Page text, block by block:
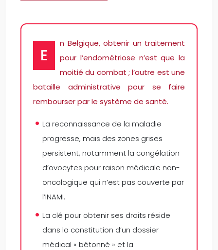
E
n Belgique, obtenir un traitement
pour l’endométriose n’est que la
moitié du combat ; l’autre est une
bataille administrative pour se faire
rembourser par le système de santé.
La reconnaissance de la maladie
progresse, mais des zones grises
persistent, notamment la congélation
d’ovocytes pour raison médicale non-
oncologique qui n’est pas couverte par
l’INAMI.
La clé pour obtenir ses droits réside
dans la constitution d’un dossier
médical « bétonné » et la